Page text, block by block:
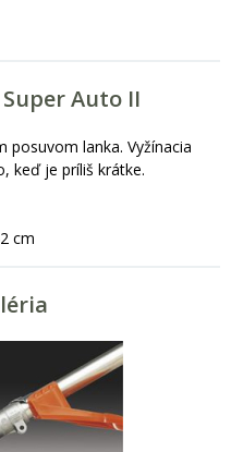
Auto II
posuvom lanka. Vyžínacia
keď je príliš krátke.
cm